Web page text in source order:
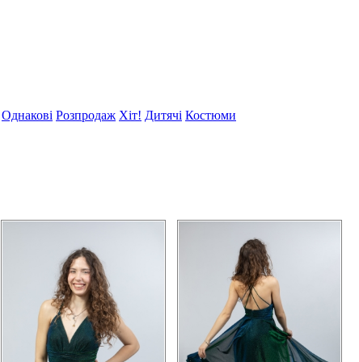
Однакові Розпродаж Хіт! Дитячі Костюми